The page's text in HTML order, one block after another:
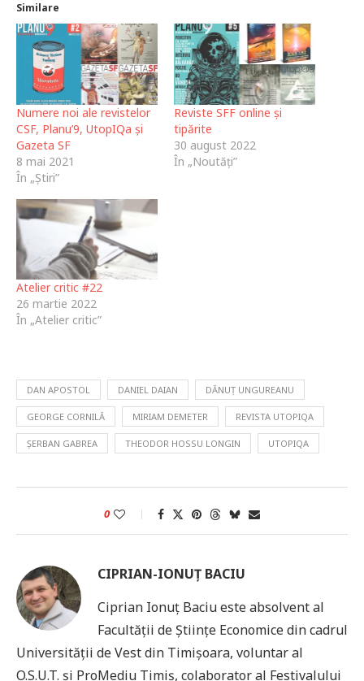
Similare
Numere noi ale revistelor
CSF, Planu’9, UtopIQa și
Gazeta SF
8 mai 2021
În „Știri”
Reviste SFF online și
tipărite
30 august 2022
În „Noutăți”
Atelier critic #22
26 martie 2022
În „Atelier critic”
DAN APOSTOL DANIEL DAIAN DĂNUȚ UNGUREANU
GEORGE CORNILĂ MIRIAM DEMETER REVISTA UTOPIQA
ȘERBAN GABREA THEODOR HOSSU LONGIN UTOPIQA
0
CIPRIAN-IONUȚ BACIU
Ciprian Ionuț Baciu este absolvent al
Facultății de Științe Economice din cadrul
Universității de Vest din Timișoara, voluntar al
O.S.U.T. și ProMediu Timiș, colaborator al Festivalului